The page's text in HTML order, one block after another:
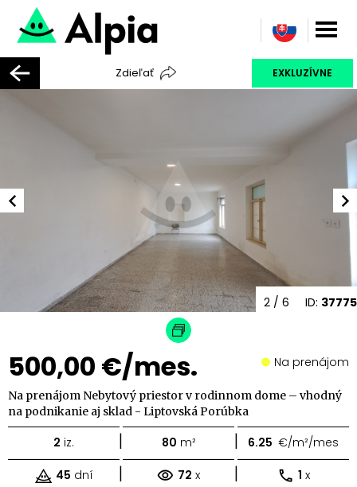
Zdieľať EXKLUZÍVNE
ID: 37775
2 / 6
500,00 €/mes. Na prenájom
Na prenájom Nebytový priestor v rodinnom dome – vhodný
na podnikanie aj sklad - Liptovská Porúbka
2 iz. | 80 m² | 6.25 €/m²/mes
45 dní | 72 x | 1 x